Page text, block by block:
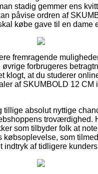
stadig gemmer ens
påvise ordren af
købe gave til en dame
fremragende
forbrugeres
klogt, at du studerer
af SKUMBOLD 12 CM
tillige absolut nyttige
troværdighed.
som tilbyder folk at
købsoplevelse, som
indtryk af tidligere